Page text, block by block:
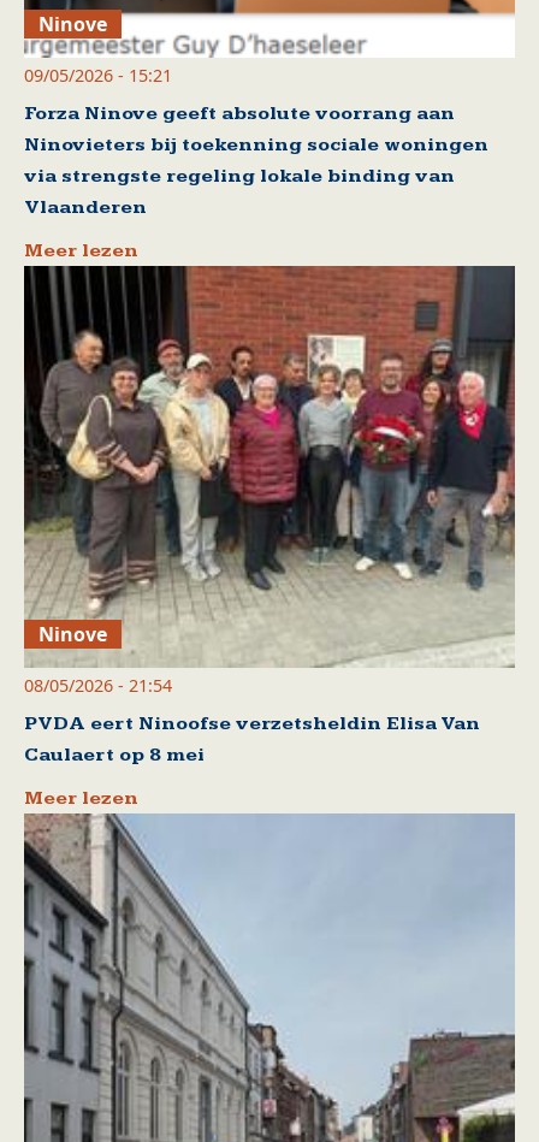
Ninove
09/05/2026 - 15:21
Forza Ninove geeft absolute voorrang aan
Ninovieters bij toekenning sociale woningen
via strengste regeling lokale binding van
Vlaanderen
Meer lezen
Ninove
08/05/2026 - 21:54
PVDA eert Ninoofse verzetsheldin Elisa Van
Caulaert op 8 mei
Meer lezen